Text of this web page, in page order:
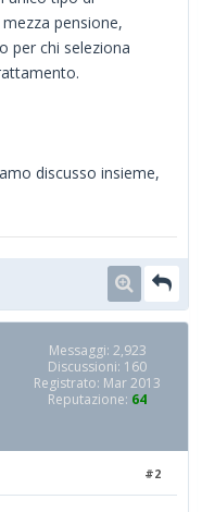
pensione,
per chi seleziona
discusso insieme,
Messaggi: 2,923
Discussioni: 160
Registrato: Mar 2013
Reputazione: 64
#2